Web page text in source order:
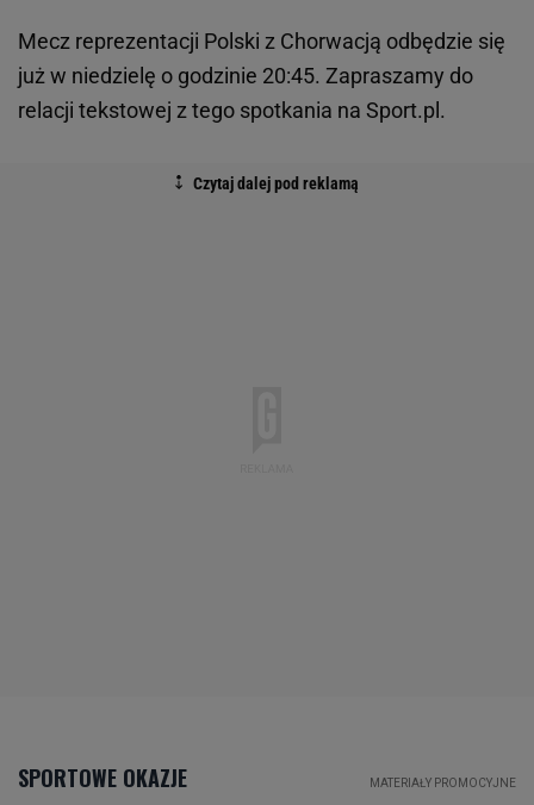
Mecz reprezentacji Polski z Chorwacją odbędzie się
już w niedzielę o godzinie 20:45. Zapraszamy do
relacji tekstowej z tego spotkania na Sport.pl.